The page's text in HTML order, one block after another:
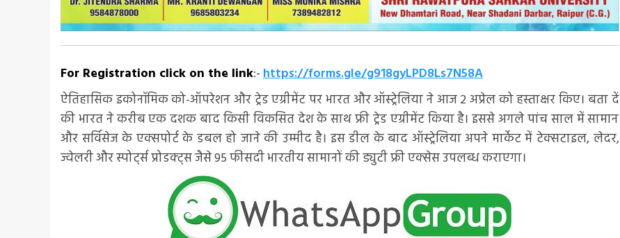
For Registration click on the link:-https://forms.gle/g918gyLPD8Ls7N58A
ऐतिहासिक इकोनॉमिक को-ऑपरेशन और ट्रेड एग्रीमेंट पर भारत और ऑस्ट्रेलिया ने आज 2 अप्रेल को हस्ताक्षर किए। बता दें
की भारत ने करीब एक दशक बाद किसी विकसित देश के साथ फ्री ट्रेड एग्रीमेंट किया है। इससे अगले पांच साल में सामान
और सर्विसेज के एक्सपोर्ट के डबल हो जाने की उम्मीद है। इस डील के बाद ऑस्ट्रेलिया अपने मार्केट में टेक्सटाइल, लेदर,
ज्वेलरी और स्पोर्ट्स प्रोडक्ट्स जैसे 95 फीसदी भारतीय सामानों की ड्युटी फ्री एक्सेस उपलब्ध कराएगा।